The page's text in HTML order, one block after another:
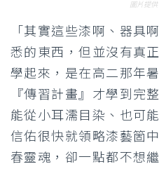
圖片提
「其實這些漆啊、器具
悉的東西，但並沒有真
學起來，是在高二那年
『傳習計畫』才學到完
能從小耳濡目染、也可
信佑很快就領略漆藝箇
春靈魂，卻一點都不想